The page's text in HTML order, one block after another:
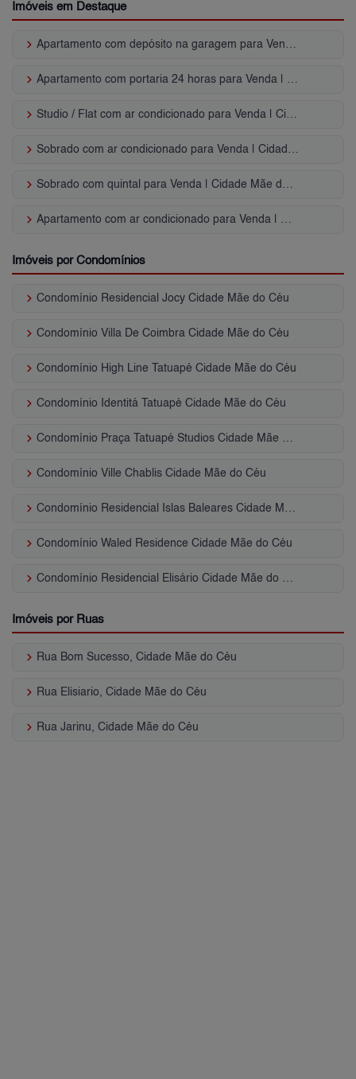
Imóveis em Destaque
keyboard_arrow_right Apartamento com depósito na garagem para Venda | Cidade Mãe do Céu
keyboard_arrow_right Apartamento com portaria 24 horas para Venda | Cidade Mãe do Céu
keyboard_arrow_right Studio / Flat com ar condicionado para Venda | Cidade Mãe do Céu
keyboard_arrow_right Sobrado com ar condicionado para Venda | Cidade Mãe do Céu
keyboard_arrow_right Sobrado com quintal para Venda | Cidade Mãe do Céu
keyboard_arrow_right Apartamento com ar condicionado para Venda | Cidade Mãe do Céu
Imóveis por Condomínios
keyboard_arrow_right Condomínio Residencial Jocy Cidade Mãe do Céu
keyboard_arrow_right Condomínio Villa De Coimbra Cidade Mãe do Céu
keyboard_arrow_right Condomínio High Line Tatuapé Cidade Mãe do Céu
keyboard_arrow_right Condomínio Identitá Tatuapé Cidade Mãe do Céu
keyboard_arrow_right Condomínio Praça Tatuapé Studios Cidade Mãe do Céu
keyboard_arrow_right Condomínio Ville Chablis Cidade Mãe do Céu
keyboard_arrow_right Condomínio Residencial Islas Baleares Cidade Mãe do Céu
keyboard_arrow_right Condomínio Waled Residence Cidade Mãe do Céu
keyboard_arrow_right Condomínio Residencial Elisário Cidade Mãe do Céu
Imóveis por Ruas
keyboard_arrow_right Rua Bom Sucesso, Cidade Mãe do Céu
keyboard_arrow_right Rua Elisiario, Cidade Mãe do Céu
keyboard_arrow_right Rua Jarinu, Cidade Mãe do Céu